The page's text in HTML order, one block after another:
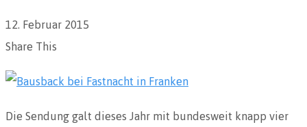
12. Februar 2015
Share This
Die Sendung galt dieses Jahr mit bundesweit knapp vier